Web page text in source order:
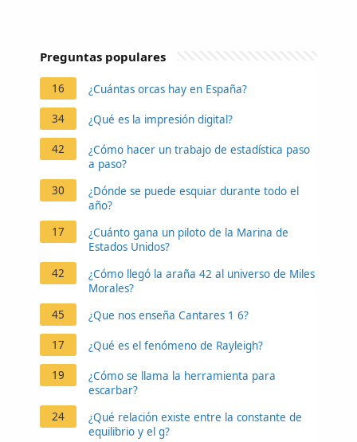
Preguntas populares
16 ¿Cuántas orcas hay en España?
34 ¿Qué es la impresión digital?
42
¿Cómo hacer un trabajo de estadística paso
a paso?
30
¿Dónde se puede esquiar durante todo el
año?
17
¿Cuánto gana un piloto de la Marina de
Estados Unidos?
42
¿Cómo llegó la araña 42 al universo de Miles
Morales?
45
¿Que nos enseña Cantares 1 6?
17 ¿Qué es el fenómeno de Rayleigh?
19
¿Cómo se llama la herramienta para
escarbar?
24
¿Qué relación existe entre la constante de
equilibrio y el g?